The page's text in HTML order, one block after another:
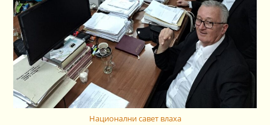
Национални савет влаха